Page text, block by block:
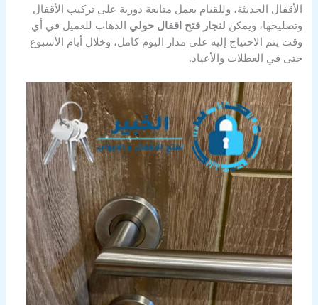
الأقفال الحديثة، وللقيام بعمل متابعة دورية على تركيب الأقفال
وتصليحها، ويمكن لنجار فتح اقفال حولي الذهاب للعميل في أي
وقت يتم الاحتياج إليه على مدار اليوم كامل، وخلال أيام الأسبوع
حتى في العطلات والأعياد.